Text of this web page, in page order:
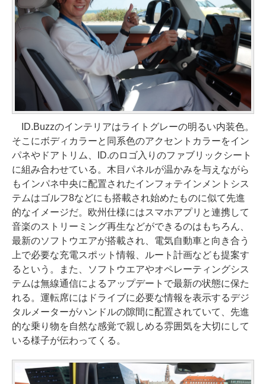
ID.Buzzのインテリアはライトグレーの明るい内装色。
そこにボディカラーと同系色のアクセントカラーをイン
パネやドアトリム、ID.のロゴ入りのファブリックシート
に組み合わせている。木目パネルが温かみを与えながら
もインパネ中央に配置されたインフォテインメントシス
テムはゴルフ8などにも搭載され始めたものに似て先進
的なイメージだ。欧州仕様にはスマホアプリと連携して
音楽のストリーミング再生などができるのはもちろん、
最新のソフトウエアが搭載され、電気自動車と向き合う
上で必要な充電スポット情報、ルート計画なども提案す
るという。また、ソフトウエアやオペレーティングシス
テムは無線通信によるアップデートで最新の状態に保た
れる。運転席にはドライブに必要な情報を表示するデジ
タルメーターがハンドルの隙間に配置されていて、先進
的な乗り物を自然な感覚で親しめる雰囲気を大切にして
いる様子が伝わってくる。